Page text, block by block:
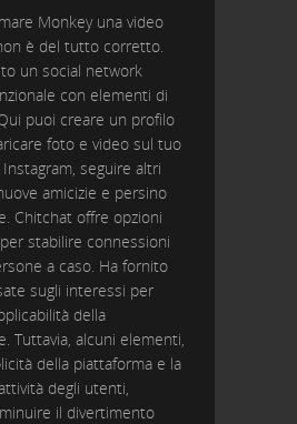
Monkey una video
è del tutto corretto.
un social network
con elementi di
puoi creare un profilo
foto e video sul tuo
seguire altri
amicizie e persino
Chitchat offre opzioni
stabilire connessioni
a caso. Ha fornito
sugli interessi per
della
Tuttavia, alcuni elementi,
della piattaforma e la
degli utenti,
il divertimento